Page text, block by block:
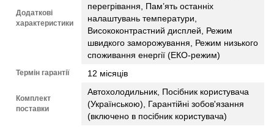
Додаткові
характеристики
перегрівання, Пам’ять останніх
налаштувань температури,
Висококонтрастний дисплей, Режим
швидкого заморожування, Режим низького
споживання енергії (ЕКО-режим)
Термін гарантії 12 місяців
Комплект
поставки
Автохолодильник, Посібник користувача
(Українською), Гарантійні зобов'язання
(включено в посібник користувача)